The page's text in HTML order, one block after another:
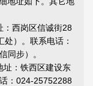
西岗区信诚街28
）。联系电话：
同步）。
：铁西区建设东
：024-25752288